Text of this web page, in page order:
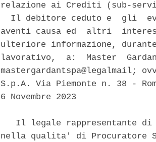
relazione ai Crediti (sub-
Il debitore ceduto e  gli
aventi causa ed  altri
ulteriore informazione,
lavorativo,  a:  Master
mastergardantspa@legalmail;
S.p.A. Via Piemonte n. 38 -
6 Novembre 2023
Il legale rappresentante
nella qualita' di Procuratore